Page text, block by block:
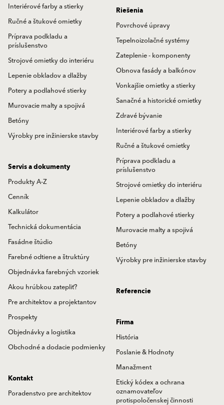
Interiérové farby a stierky
Ručné a štukové omietky
Príprava podkladu a
príslušenstvo
Strojové omietky do interiéru
Lepenie obkladov a dlažby
Potery a podlahové stierky
Murovacie malty a spojivá
Betóny
Výrobky pre inžinierske stavby
Riešenia
Povrchové úpravy
Tepelnoizolačné systémy
Zateplenie - komponenty
Obnova fasády a balkónov
Vonkajšie omietky a stierky
Sanačné a historické omietky
Zdravé bývanie
Interiérové farby a stierky
Ručné a štukové omietky
Príprava podkladu a
príslušenstvo
Strojové omietky do interiéru
Lepenie obkladov a dlažby
Potery a podlahové stierky
Murovacie malty a spojivá
Betóny
Výrobky pre inžinierske stavby
Servis a dokumenty
Produkty A-Z
Cenník
Kalkulátor
Technická dokumentácia
Fasádne štúdio
Farebné odtiene a štruktúry
Objednávka farebných vzoriek
Akou hrúbkou zatepliť?
Pre architektov a projektantov
Prospekty
Objednávky a logistika
Obchodné a dodacie podmienky
Referencie
Firma
História
Poslanie & Hodnoty
Manažment
Etický kódex a ochrana
oznamovateľov
protispoločenskej činnosti
Kontakt
Poradenstvo pre architektov